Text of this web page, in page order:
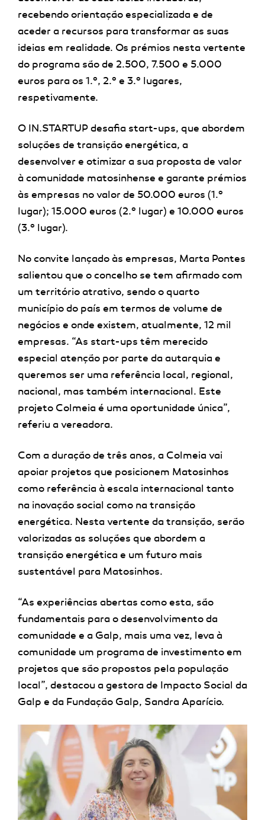
recebendo orientação especializada e de
aceder a recursos para transformar as suas
ideias em realidade. Os prémios nesta vertente
do programa são de 2.500, 7.500 e 5.000
euros para os 1.º, 2.º e 3.º lugares,
respetivamente.
O IN.STARTUP desafia start-ups, que abordem
soluções de transição energética, a
desenvolver e otimizar a sua proposta de valor
à comunidade matosinhense e garante prémios
às empresas no valor de 50.000 euros (1.º
lugar); 15.000 euros (2.º lugar) e 10.000 euros
(3.º lugar).
No convite lançado às empresas, Marta Pontes
salientou que o concelho se tem afirmado com
um território atrativo, sendo o quarto
município do país em termos de volume de
negócios e onde existem, atualmente, 12 mil
empresas. “As start-ups têm merecido
especial atenção por parte da autarquia e
queremos ser uma referência local, regional,
nacional, mas também internacional. Este
projeto Colmeia é uma oportunidade única”,
referiu a vereadora.
Com a duração de três anos, a Colmeia vai
apoiar projetos que posicionem Matosinhos
como referência à escala internacional tanto
na inovação social como na transição
energética. Nesta vertente da transição, serão
valorizadas as soluções que abordem a
transição energética e um futuro mais
sustentável para Matosinhos.
“As experiências abertas como esta, são
fundamentais para o desenvolvimento da
comunidade e a Galp, mais uma vez, leva à
comunidade um programa de investimento em
projetos que são propostos pela população
local”, destacou a gestora de Impacto Social da
Galp e da Fundação Galp, Sandra Aparício.